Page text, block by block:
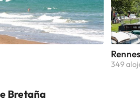
Rennes
349
Bretaña